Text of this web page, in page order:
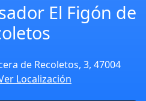
El Figón de
de Recoletos, 3, 47004
Localización